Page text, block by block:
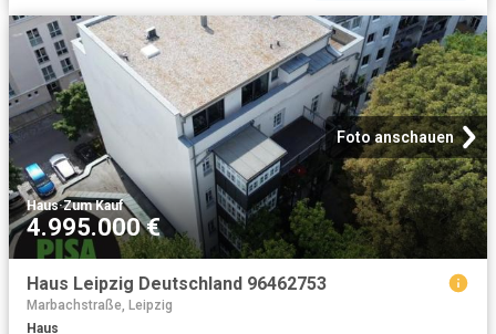
Foto anschauen
Haus·Zum Kauf
4.995.000 €
Haus Leipzig Deutschland 96462753
Marbachstraße, Leipzig
Haus